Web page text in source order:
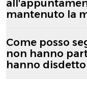
mantenuto la
Come posso
non hanno
hanno